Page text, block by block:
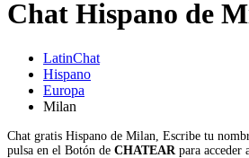
Chat Hispano de
LatinChat
Hispano
Europa
Milan
Chat gratis Hispano de Milan, Escribe tu
pulsa en el Botón de CHATEAR para acceder